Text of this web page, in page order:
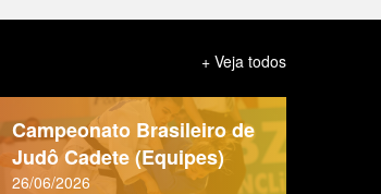
+ Veja todos
Campeonato Brasileiro de
Judô Cadete (Equipes)
26/06/2026